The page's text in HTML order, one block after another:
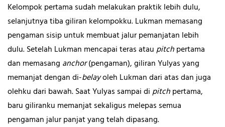
Kelompok pertama sudah melakukan praktik lebih dulu,
selanjutnya tiba giliran kelompokku. Lukman memasang
pengaman sisip untuk membuat jalur pemanjatan lebih
dulu. Setelah Lukman mencapai teras ataupitchpertama
dan memasang anchor(pengaman), giliran Yulyas yang
memanjat dengan di-belayoleh Lukman dari atas dan juga
olehku dari bawah. Saat Yulyas sampai dipitchpertama,
baru giliranku memanjat sekaligus melepas semua
pengaman jalur panjat yang telah dipasang.